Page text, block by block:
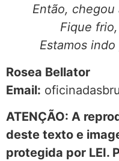
Então, chegou
Fique
Estamos
Rosea Bellator
Email:
ATENÇÃO: A
deste texto e
protegida por LEI.